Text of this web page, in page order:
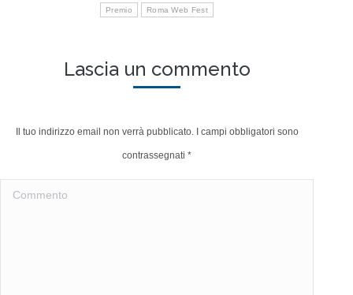
Premio Roma Web Fest
Lascia un commento
Il tuo indirizzo email non verrà pubblicato. I campi obbligatori sono
contrassegnati *
Commento